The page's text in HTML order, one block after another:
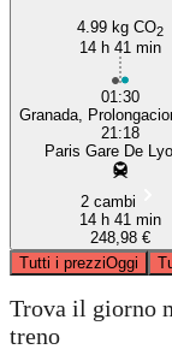
4.99 kg CO2
14 h 41 min
01:30
Granada,
21:18
Paris Gare De
2 cambi
14 h 41 min
248,98 €
Tutti i prezziOggi
Trova il giorno
treno